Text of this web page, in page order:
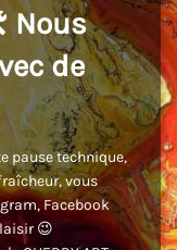
Nous
de
pause technique,
vous
Facebook
😉